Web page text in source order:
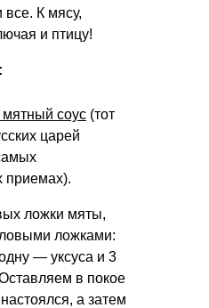
все. К мясу,
и птицу!
мятный соус (тот
царей
приемах).
ложки мяты,
ложками:
— уксуса и 3
в покое
а затем